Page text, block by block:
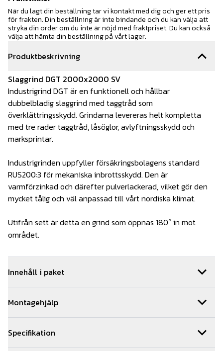
Produktbeskrivning
Slaggrind DGT 2000x2000 SV
Industrigrind DGT är en funktionell och hållbar
dubbelbladig slaggrind med taggtråd som
överklättringsskydd. Grindarna levereras helt kompletta
med tre rader taggtråd, låsöglor, avlyftningsskydd och
marksprintar.
Industrigrinden uppfyller försäkringsbolagens standard
RUS200:3 för mekaniska inbrottsskydd. Den är
varmförzinkad och därefter pulverlackerad, vilket gör den
mycket tålig och väl anpassad till vårt nordiska klimat.
Utifrån sett är detta en grind som öppnas 180° in mot
området.
Innehåll i paket
1st Marksprint - Industri (2-pack)
2st GJ Gjutn. 2900/120/3 SV Art.nr.IG06-011
2st
Grindblad industri
2000x1000SV
Montagehjälp
betong. Manuella grindar direktgjuts medan motorgrindar
med fotplatta monteras på fundament. Ingjutningsmått
Specifikation
När du lagt din beställning tar vi kontakt med dig och ger ett pris
för frakten. Din beställning är inte bindande och du kan välja att
stryka din order om du inte är nöjd med fraktpriset. Du kan också
välja att hämta din beställning på vårt lager.